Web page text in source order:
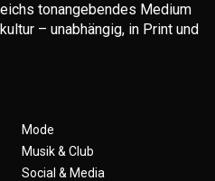
tonangebendes Medium
– unabhängig, in Print und
Mode
Musik & Club
Social & Media